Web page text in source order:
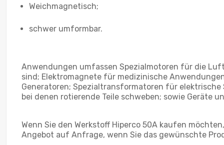
Weichmagnetisch;
schwer umformbar.
Anwendungen umfassen Spezialmotoren für die
sind; Elektromagnete für medizinische
Generatoren; Spezialtransformatoren für
bei denen rotierende Teile schweben; sowie Geräte
Wenn Sie den Werkstoff Hiperco 50A kaufen
Angebot auf Anfrage, wenn Sie das gewünschte